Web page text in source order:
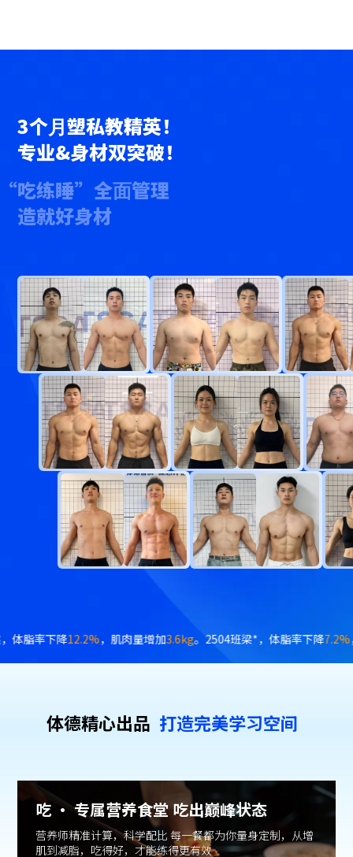
3个⽉塑私教精英！
专业&身材双突破！
吃练睡”全⾯管理
造就好身材
7.2%，体重下降8.2kg。2504班陈*易，体脂率下降2.3%，肌肉量增加
体德精⼼出品 打造完美学习空间
吃 · 专属营养食堂 吃出巅峰状态
营养师精准计算，科学配比 每一餐都为你量身定制，从增
肌到减脂，吃得好，才能练得更有效